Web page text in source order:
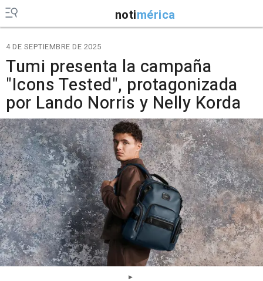
notimérica
4 DE SEPTIEMBRE DE 2025
Tumi presenta la campaña
"Icons Tested", protagonizada
por Lando Norris y Nelly Korda